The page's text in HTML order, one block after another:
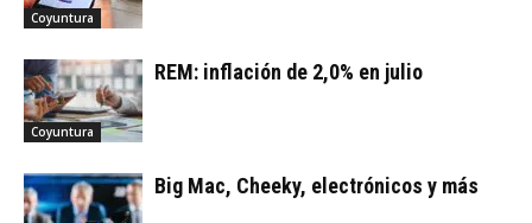
Coyuntura
Coyuntura
REM: inflación de 2,0% en julio
Big Mac, Cheeky, electrónicos y más